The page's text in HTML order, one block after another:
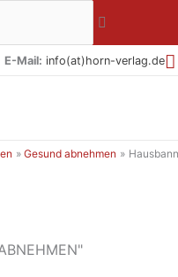
E-Mail: info(at)horn-verlag.de
Gesund abnehmen